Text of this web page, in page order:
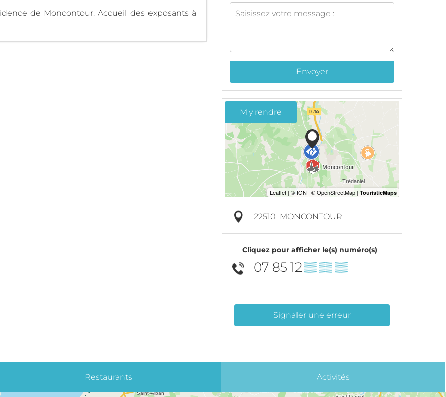
de Moncontour. Accueil des exposants à
Envoyer
M'y rendre
22510 MONCONTOUR
Cliquez pour afficher le(s) numéro(s)
07 85 12▒▒ ▒▒ ▒▒
Signaler une erreur
Restaurants Activités